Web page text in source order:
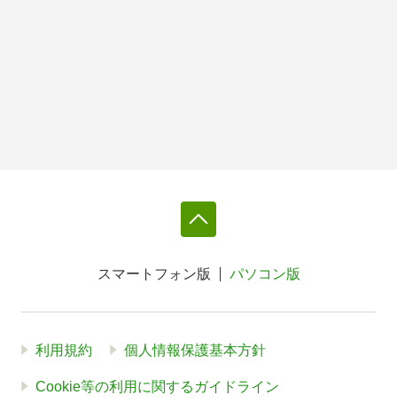
スマートフォン版 パソコン版
利用規約 個人情報保護基本方針
Cookie等の利用に関するガイドライン